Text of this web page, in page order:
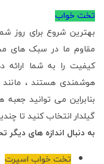
تخت خواب
بهترین شروع برای
مقاوم ما در سبک های
کیفیت را به شما ارائه
هوشمندی هستند ، مانند
بنابراین می توانید جعبه
گیلدار انتخاب کنید تا
به دنبال اندازه های
تخت خواب اسپرت